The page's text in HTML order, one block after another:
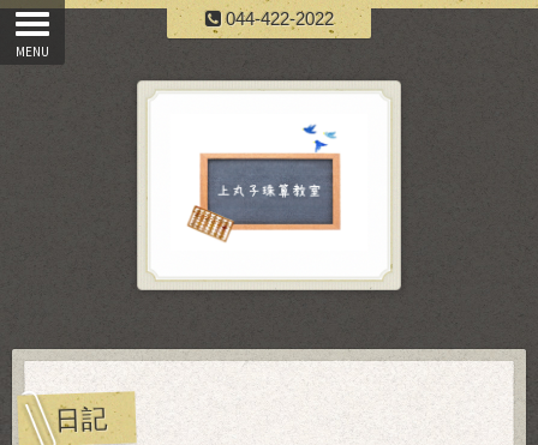
044-422-2022
日記